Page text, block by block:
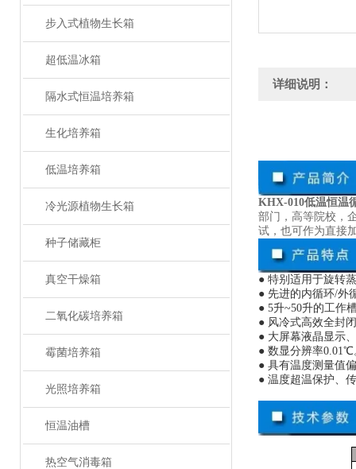
步入式植物生长箱
超低温冰箱
隔水式恒温培养箱
生化培养箱
低温培养箱
冷光源植物生长箱
种子储藏柜
真空干燥箱
二氧化碳培养箱
霉菌培养箱
光照培养箱
恒温油槽
热空气消毒箱
详细说明：
KHX-010低温恒温
部门，高等院校，
试，也可作为直接
● 特别适用于旋转
● 先进的内循环/外
● 5升~50升的工作
● 风冷式高效全封
● 大屏幕液晶显示
● 数显分辨率0.01℃
● 具有温度测量值
● 温度超温保护、